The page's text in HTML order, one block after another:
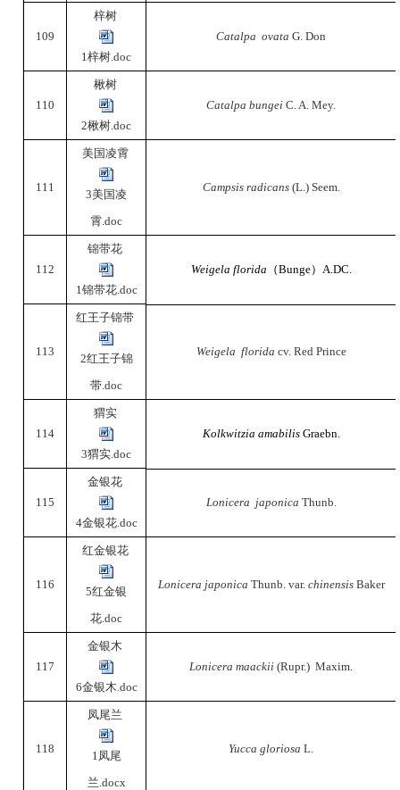
109
梓树
1梓树.doc
Catalpa ovata G. Don
110
楸树
2楸树.doc
Catalpa bungei C. A. Mey.
111
美国凌霄
3美国凌
霄.doc
Campsis radicans(L.) Seem.
112
锦带花
1锦带花.doc
Weigela florida （Bunge） A.DC.
113
红王子锦带
2红王子锦
带.doc
Weigela florida cv. Red Prince
114
猬实
3猬实.doc
Kolkwitzia amabilis Graebn.
115
金银花
4金银花.doc
Lonicera japonica Thunb.
116
红金银花
5红金银
花.doc
Lonicera japonica Thunb. var. chinensisBaker
117
金银木
6金银木.doc
Lonicera maackii (Rupr.) Maxim.
118
凤尾兰
1凤尾
兰.docx
Yucca gloriosa L.